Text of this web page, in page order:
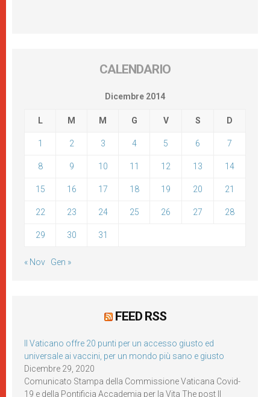
CALENDARIO
Dicembre 2014
L M M G V S D
1 2 3 4 5 6 7
8 9 10 11 12 13 14
15 16 17 18 19 20 21
22 23 24 25 26 27 28
29 30 31
« Nov Gen »
FEED RSS
Il Vaticano offre 20 punti per un accesso giusto ed
universale ai vaccini, per un mondo più sano e giusto
Dicembre 29, 2020
Comunicato Stampa della Commissione Vaticana Covid-
19 e della Pontificia Accademia per la Vita The post Il